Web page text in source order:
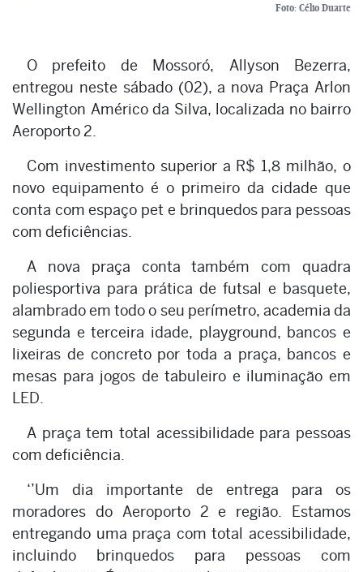
Foto: Célio Duarte
O prefeito de Mossoró, Allyson Bezerra,
entregou neste sábado (02), a nova Praça Arlon
Wellington Américo da Silva, localizada no bairro
Aeroporto 2.
Com investimento superior a R$ 1,8 milhão, o
novo equipamento é o primeiro da cidade que
conta com espaço pet e brinquedos para pessoas
com deficiências.
A nova praça conta também com quadra
poliesportiva para prática de futsal e basquete,
alambrado em todo o seu perímetro, academia da
segunda e terceira idade, playground, bancos e
lixeiras de concreto por toda a praça, bancos e
mesas para jogos de tabuleiro e iluminação em
LED.
A praça tem total acessibilidade para pessoas
com deficiência.
‘’Um dia importante de entrega para os
moradores do Aeroporto 2 e região. Estamos
entregando uma praça com total acessibilidade,
incluindo brinquedos para pessoas com